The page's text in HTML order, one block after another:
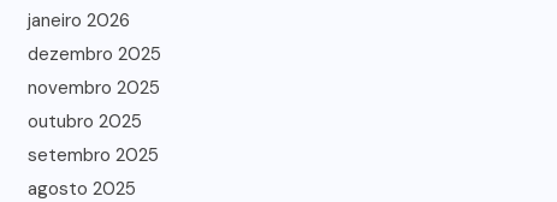
janeiro 2026
dezembro 2025
novembro 2025
outubro 2025
setembro 2025
agosto 2025